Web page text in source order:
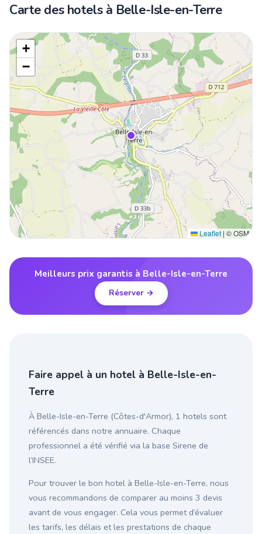
Carte des hotels à Belle-Isle-en-Terre
+
−
Leaflet | © OSM
Meilleurs prix garantis à Belle-Isle-en-Terre
Réserver →
Faire appel à un hotel à Belle-Isle-en-
Terre
À Belle-Isle-en-Terre (Côtes-d'Armor), 1 hotels sont
référencés dans notre annuaire. Chaque
professionnel a été vérifié via la base Sirene de
l’INSEE.
Pour trouver le bon hotel à Belle-Isle-en-Terre, nous
vous recommandons de comparer au moins 3 devis
avant de vous engager. Cela vous permet d’évaluer
les tarifs, les délais et les prestations de chaque